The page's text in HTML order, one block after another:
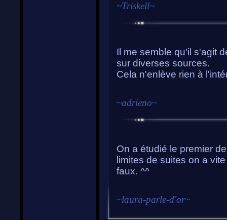
~Triskell~
Il me semble qu'il s'agit
sur diverses sources.
Cela n'enlève rien à
~adrieno~
On a étudié le premier
limites de suites on a
faux. ^^
~laura-parle-d'or~